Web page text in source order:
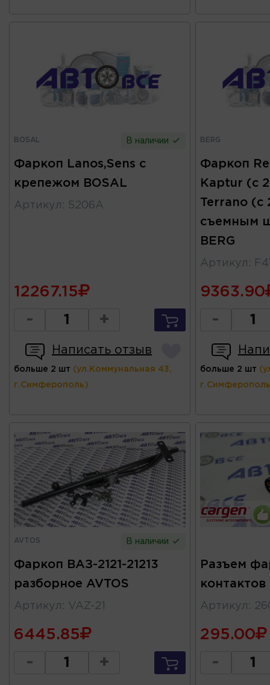
BOSAL В наличии
Фаркоп Lanos,Sens с
крепежом BOSAL
Артикул : 5206A
12267.15
- +
Написать отзыв
больше 2 шт (ул.Коммунальная 43,
г.Симферополь)
BERG
Фаркоп
Kaptur (с
Terrano (с
съемным
BERG
Артикул :
9363.90
-
больше 2 шт
AVTOS В наличии
Фаркоп ВАЗ-2121-21213
разборное AVTOS
Артикул : VAZ-21
6445.85
- +
Разъем
контактов
Артикул :
295.00
-